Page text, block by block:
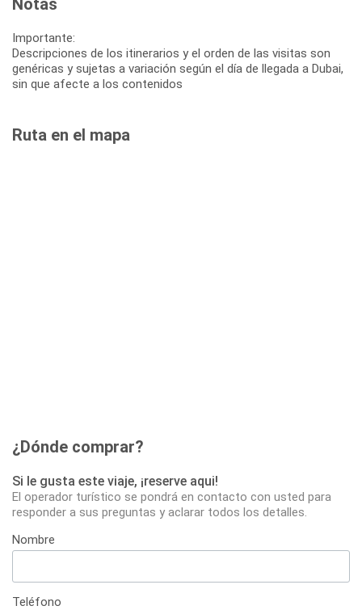
Importante:
Descripciones de los itinerarios y el orden de las visitas son
genéricas y sujetas a variación según el día de llegada a Dubai,
sin que afecte a los contenidos
Ruta en el mapa
¿Dónde comprar?
Si le gusta este viaje, ¡reserve aqui!
El operador turístico se pondrá en contacto con usted para
responder a sus preguntas y aclarar todos los detalles.
Nombre
Teléfono